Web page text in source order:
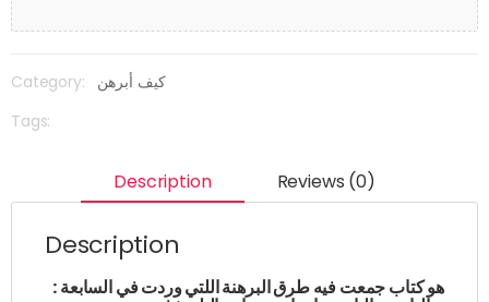
Category:
كيف أبرهن
Tags:
Description Reviews (0)
Description
: هو كتاب جمعت فيه طرق البرهنة اللتي وردت في السابعة